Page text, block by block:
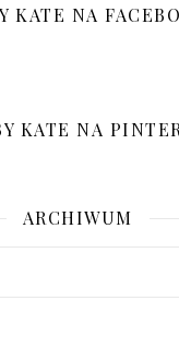
KATE NA
KATE NA
ARCHIWUM